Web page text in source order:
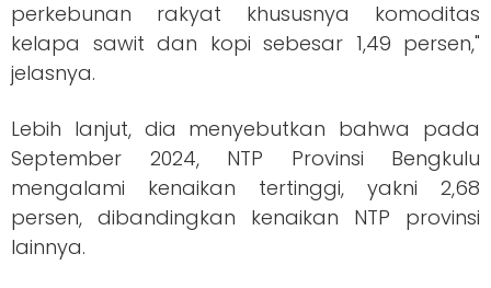
perkebunan rakyat khususnya komoditas
kelapa sawit dan kopi sebesar 1,49 persen,"
jelasnya.
Lebih lanjut, dia menyebutkan bahwa pada
September 2024, NTP Provinsi Bengkulu
mengalami kenaikan tertinggi, yakni 2,68
persen, dibandingkan kenaikan NTP provinsi
lainnya.